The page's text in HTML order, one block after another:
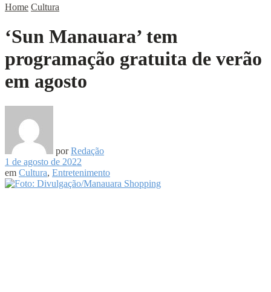
Home Cultura
‘Sun Manauara’ tem
programação gratuita de verão
em agosto
por Redação
1 de agosto de 2022
em Cultura, Entretenimento